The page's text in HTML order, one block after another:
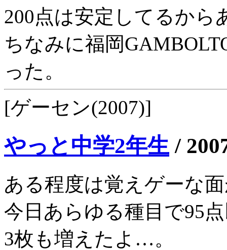
200点は安定してるか
ちなみに福岡
った。
[ゲーセン(2007)]
やっと中学2年生 /
ある程度は覚えゲーな
今日あらゆる種目で95
3枚も増えたよ…。